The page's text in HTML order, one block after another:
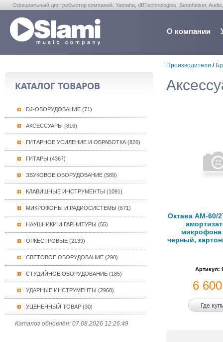
Официальный дистрибьютор компаний: Yamaha, dBTechnologies, Sennheiser,
О компании
КАТАЛОГ ТОВАРОВ
DJ-ОБОРУДОВАНИЕ (71)
АКСЕССУАРЫ (816)
ГИТАРНОЕ УСИЛЕНИЕ И ОБРАБОТКА (826)
ГИТАРЫ (4367)
ЗВУКОВОЕ ОБОРУДОВАНИЕ (589)
КЛАВИШНЫЕ ИНСТРУМЕНТЫ (1091)
МИКРОФОНЫ И РАДИОСИСТЕМЫ (671)
НАУШНИКИ И ГАРНИТУРЫ (55)
ОРКЕСТРОВЫЕ (2139)
СВЕТОВОЕ ОБОРУДОВАНИЕ (290)
СТУДИЙНОЕ ОБОРУДОВАНИЕ (185)
УДАРНЫЕ ИНСТРУМЕНТЫ (2968)
УЦЕНЕННЫЙ ТОВАР (30)
Каталог обновлён: 07.08.2026 12:26:49
Производители /
Октава АМ-60/
микрофона
черный,
Артикул:
6
Где